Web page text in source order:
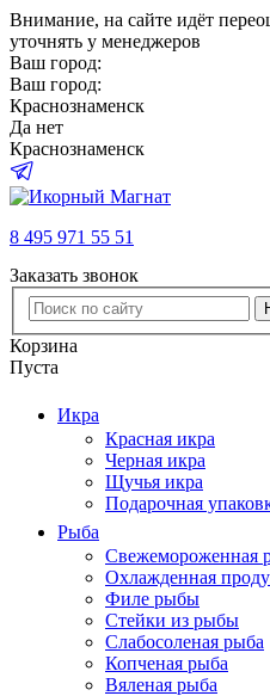
Внимание, на сайте идёт
уточнять у менеджеров
Ваш город:
Ваш город:
Краснознаменск
Да нет
Краснознаменск
8 495 971 55 51
Заказать звонок
Корзина
Пуста
Икра
Красная икра
Черная икра
Щучья икра
Подарочная
Рыба
Свежемороженная
Охлажденная
Филе рыбы
Стейки из рыбы
Слабосоленая рыба
Копченая рыба
Вяленая рыба